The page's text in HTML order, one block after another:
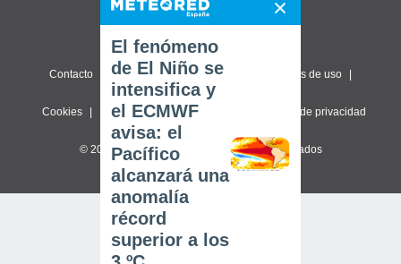
Contacto Sobre nosotros FAQ Términos de uso
Cookies Política de privacidad Configuración de privacidad
© 2026 Meteored. Todos los derechos reservados
El fenómeno
de El Niño se
intensifica y
el ECMWF
avisa: el
Pacífico
alcanzará una
anomalía
récord
superior a los